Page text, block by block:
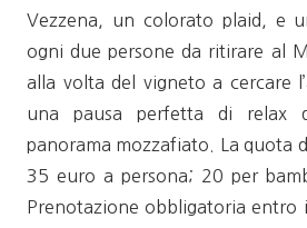
Vezzena, un colorato plaid, e
ogni due persone da ritirare al
alla volta del vigneto a cercare
una pausa perfetta di relax
panorama mozzafiato. La quota
35 euro a persona; 20 per
Prenotazione obbligatoria entro